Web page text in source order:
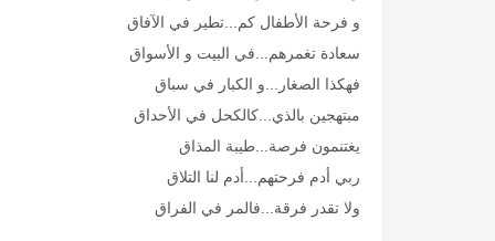
و فرحة الأطفال كم...تطير في الآفاق
سعادة تغمرهم...في البيت و الأسواق
فهكذا الصغار...و الكبار في سباق
مبتهجين بالذي...كالكحل في الأحداق
يغتنمون فرصة...طيبة المذاق
ربي أدم فرحتهم...أدم لنا التلاق
ولا تقدر فرقة...فالمر في الفراق